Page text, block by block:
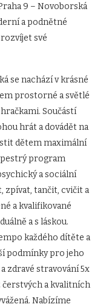
9 – Novoborská
a podnětné
své
se nachází v krásné
prostorné a světlé
Součástí
hrát a dovádět na
dětem maximální
program
a sociální
zpívat, tančit, cvičit a
a kvalifikované
a s láskou.
každého dítěte a
podmínky pro jeho
zdravé stravování 5x
čerstvých a kvalitních
Nabízíme